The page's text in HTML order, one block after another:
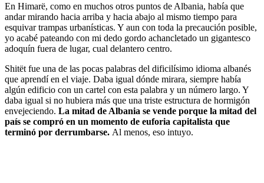
En Himarë, como en muchos otros puntos de Albania, había que
andar mirando hacia arriba y hacia abajo al mismo tiempo para
esquivar trampas urbanísticas. Y aun con toda la precaución posible,
yo acabé pateando con mi dedo gordo achancletado un gigantesco
adoquín fuera de lugar, cual delantero centro.
Shitët fue una de las pocas palabras del dificilísimo idioma albanés
que aprendí en el viaje. Daba igual dónde mirara, siempre había
algún edificio con un cartel con esta palabra y un número largo. Y
daba igual si no hubiera más que una triste estructura de hormigón
envejeciendo. La mitad de Albania se vende porque la mitad del
país se compró en un momento de euforia capitalista que
terminó por derrumbarse. Al menos, eso intuyo.